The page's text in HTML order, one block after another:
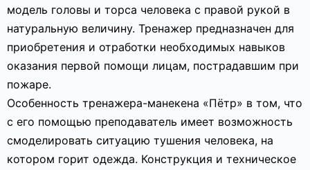
модель головы и торса человека с правой рукой в
натуральную величину. Тренажер предназначен для
приобретения и отработки необходимых навыков
оказания первой помощи лицам, пострадавшим при
пожаре.
Особенность тренажера-манекена «Пётр» в том, что
с его помощью преподаватель имеет возможность
смоделировать ситуацию тушения человека, на
котором горит одежда. Конструкция и техническое